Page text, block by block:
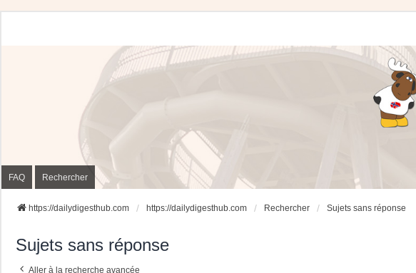
FAQ Rechercher
https://dailydigesthub.com https://dailydigesthub.com Rechercher Sujets sans réponse
Sujets sans réponse
Aller à la recherche avancée